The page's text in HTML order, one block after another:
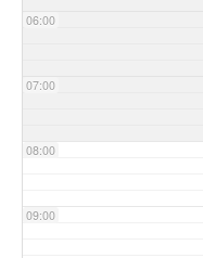
06:00
07:00
08:00
09:00